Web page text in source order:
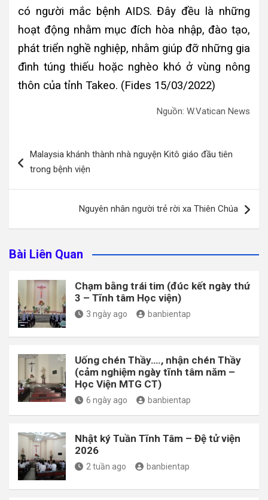
có người mắc bệnh AIDS. Đây đều là những
hoạt động nhằm mục đích hòa nhập, đào tạo,
phát triển nghề nghiệp, nhằm giúp đỡ những gia
đình túng thiếu hoặc nghèo khó ở vùng nông
thôn của tỉnh Takeo. (Fides 15/03/2022)
Nguồn: W.Vatican News
hướng
Malaysia khánh thành nhà nguyện Kitô giáo đầu tiên
trong bệnh viện
Nguyên nhân người trẻ rời xa Thiên Chúa
Bài Liên Quan
Chạm bằng trái tim (đúc kết ngày thứ
3 – Tĩnh tâm Học viện)
3 ngày ago banbientap
Uống chén Thầy…., nhận chén Thầy
(cảm nghiệm ngày tĩnh tâm năm –
Học Viện MTG CT)
6 ngày ago banbientap
Nhật ký Tuần Tĩnh Tâm – Đệ tử viện
2026
2 tuần ago banbientap